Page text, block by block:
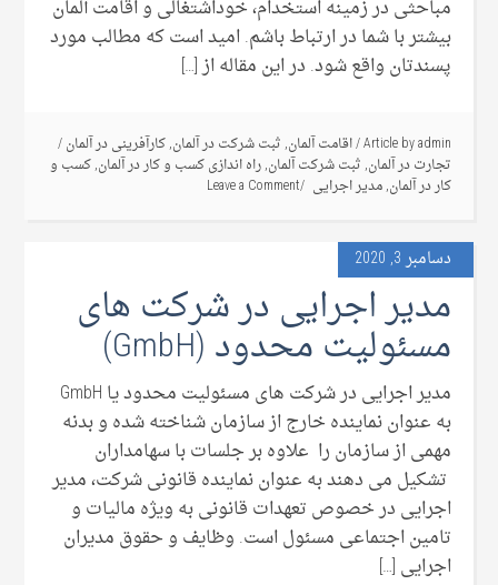
مباحثی در زمینه استخدام، خوداشتغالی و اقامت آلمان
بیشتر با شما در ارتباط باشم. امید است که مطالب مورد
پسندتان واقع شود. در این مقاله از […]
Article byadmin
/اقامت آلمان,ثبت شرکت در آلمان,کارآفرینی در آلمان/
تجارت در آلمان,ثبت شرکت آلمان,راه اندازی کسب و کار در آلمان,کسب و
کار در آلمان,مدیر اجرایی Leave a Comment
دسامبر 3, 2020
مدیر اجرایی در شرکت های
مسئولیت محدود (GmbH)
مدیر اجرایی در شرکت های مسئولیت محدود یا GmbH
به عنوان نماینده خارج از سازمان شناخته شده و بدنه
مهمی از سازمان را علاوه بر جلسات با سهامداران
تشکیل می دهند به عنوان نماینده قانونی شرکت، مدیر
اجرایی در خصوص تعهدات قانونی به ویژه مالیات و
تامین اجتماعی مسئول است. وظایف و حقوق مدیران
اجرایی […]